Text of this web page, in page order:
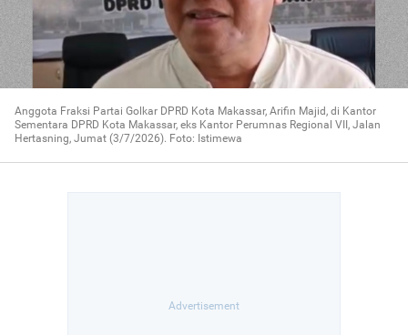
Anggota Fraksi Partai Golkar DPRD Kota Makassar, Arifin Majid, di Kantor
Sementara DPRD Kota Makassar, eks Kantor Perumnas Regional VII, Jalan
Hertasning, Jumat (3/7/2026). Foto: Istimewa